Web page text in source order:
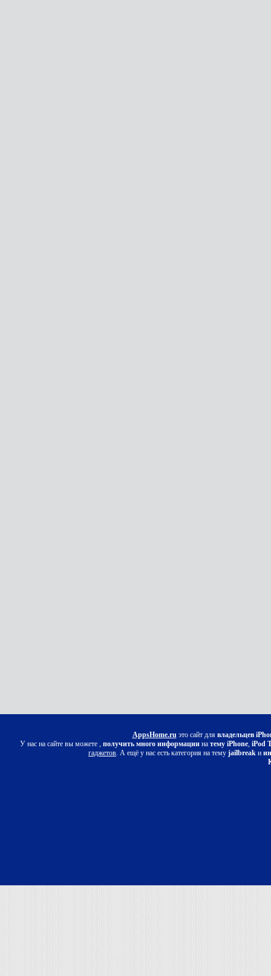
AppsHome.ruэто сайт для владельцев
У нас на сайте вы можете , получить много информациина тему iPhone,iPod
гаджетов. А ещё у нас есть категория на тему jailbreak и